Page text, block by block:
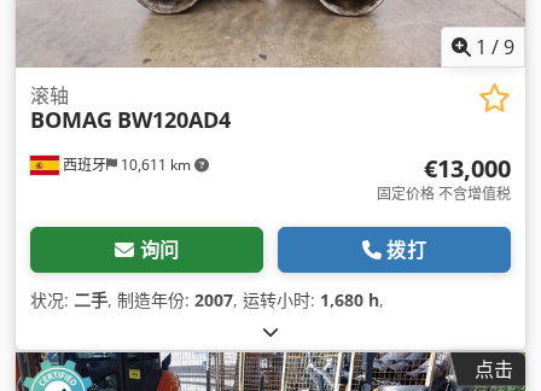
1 /9
西班牙 10,611 km
滚轴
BOMAG BW120AD4
€13,000
固定价格 不含增值税
询问 拨打
状况: 二手, 制造年份: 2007, 运转小时: 1,680 h,
点击